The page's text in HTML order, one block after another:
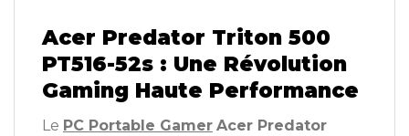
Acer Predator Triton 500
PT516-52s : Une Révolution
Gaming Haute Performance
Le PC Portable Gamer Acer Predator